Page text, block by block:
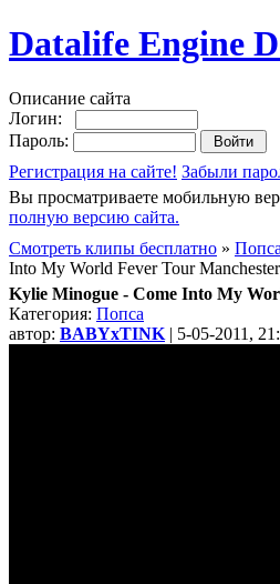
Datalife Engine
Описание сайта
Логин:
Пароль:
Регистрация на сайте! Забыли
Вы просматриваете мобильную
полную версию сайта.
Смотреть клипы бесплатно » Попса
Into My World Fever Tour Manchester
Kylie Minogue - Come Into My
Категория: Попса
автор: BABYxTINK | 5-05-2011,